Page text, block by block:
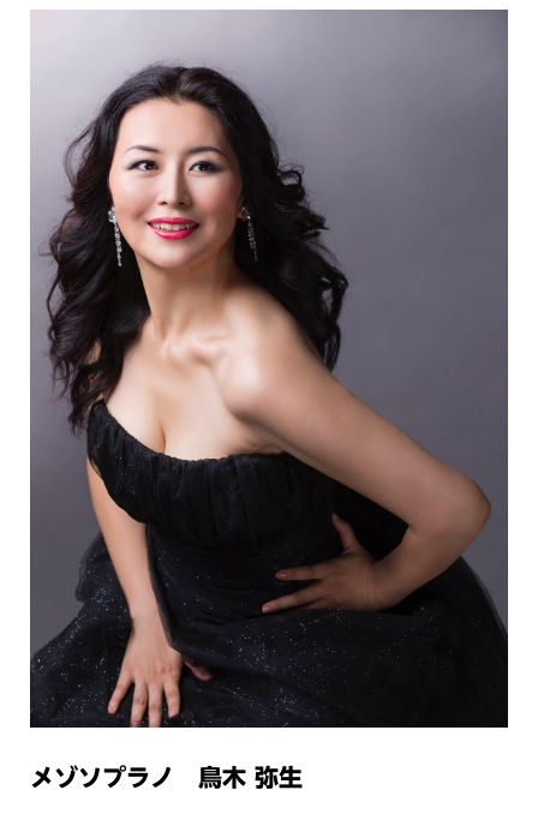
メゾソプラノ 鳥木 弥生